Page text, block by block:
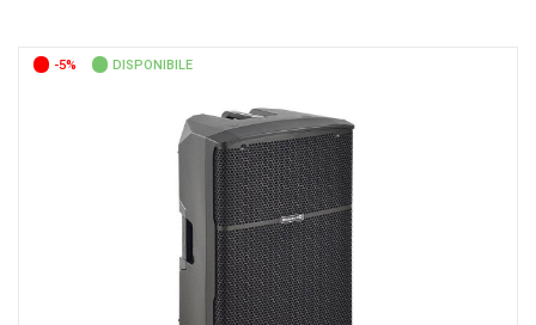
-5% DISPONIBILE